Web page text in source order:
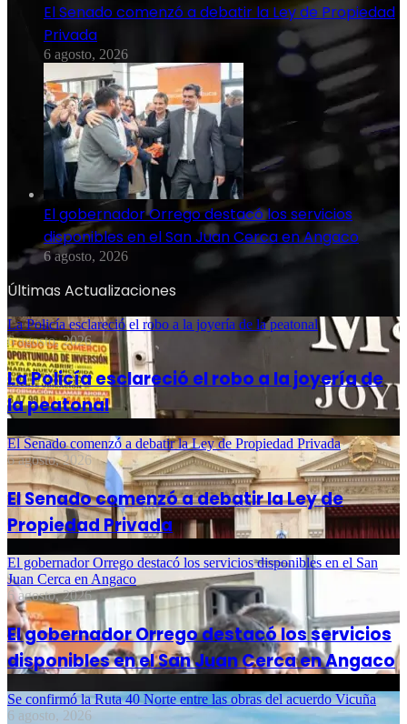
El Senado comenzó a debatir la Ley de Propiedad
Privada
6 agosto, 2026
El gobernador Orrego destacó los servicios
disponibles en el San Juan Cerca en Angaco
6 agosto, 2026
Últimas Actualizaciones
La Policía esclareció el robo a la joyería de la peatonal
6 agosto, 2026
La Policía esclareció el robo a la joyería de
la peatonal
El Senado comenzó a debatir la Ley de Propiedad Privada
6 agosto, 2026
El Senado comenzó a debatir la Ley de
Propiedad Privada
El gobernador Orrego destacó los servicios disponibles en el San
Juan Cerca en Angaco
6 agosto, 2026
El gobernador Orrego destacó los servicios
disponibles en el San Juan Cerca en Angaco
Se confirmó la Ruta 40 Norte entre las obras del acuerdo Vicuña
6 agosto, 2026